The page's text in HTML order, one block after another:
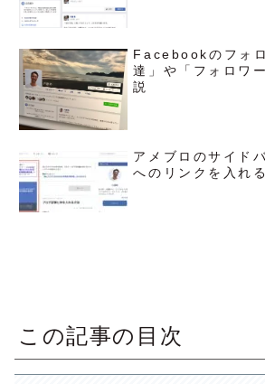
Facebookのフォ
達」や「フォロワ
説
アメブロのサイド
へのリンクを入れ
この記事の目次